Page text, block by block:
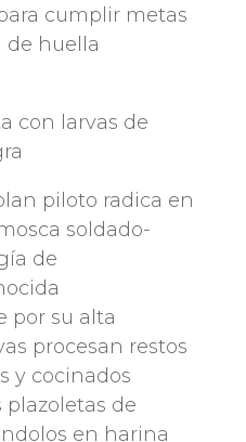
cumplir metas
de huella
con larvas de
piloto radica en
soldado-
de
por su alta
procesan restos
y cocinados
de
en harina